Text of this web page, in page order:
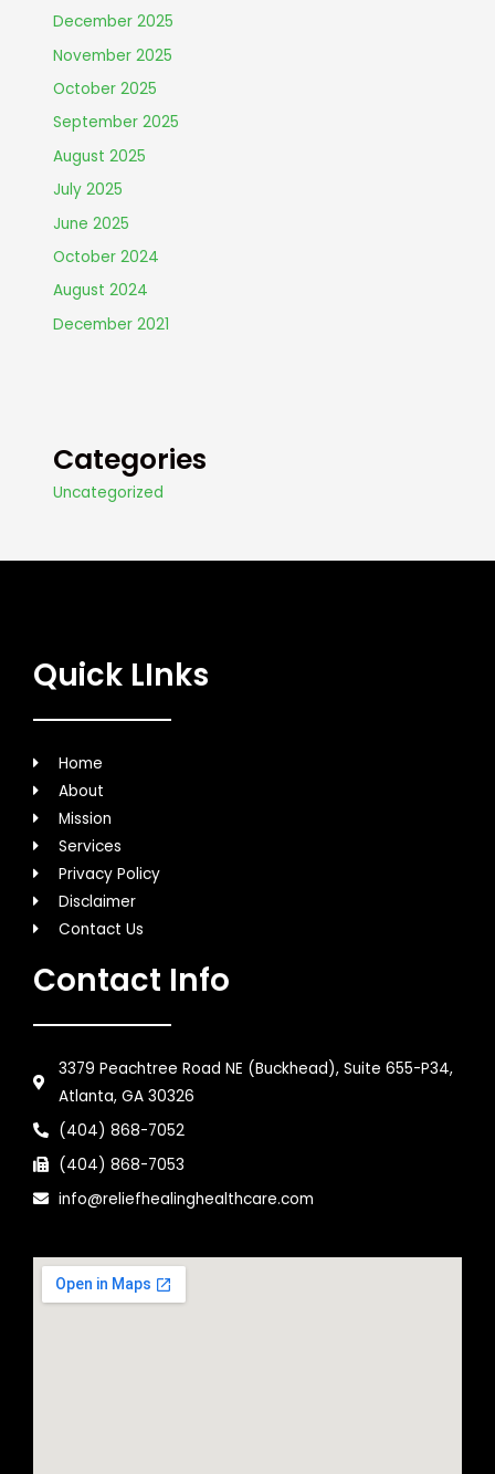
December 2025
November 2025
October 2025
September 2025
August 2025
July 2025
June 2025
October 2024
August 2024
December 2021
Categories
Uncategorized
Quick LInks
Home
About
Mission
Services
Privacy Policy
Disclaimer
Contact Us
Contact Info
3379 Peachtree Road NE (Buckhead), Suite 655-P34,
Atlanta, GA 30326
(404) 868-7052
(404) 868-7053
info@reliefhealinghealthcare.com